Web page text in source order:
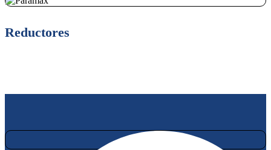
Reductores